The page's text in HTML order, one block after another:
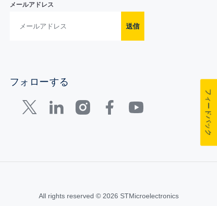
メールアドレス
送信
フォローする
All rights reserved © 2026 STMicroelectronics
フィードバック